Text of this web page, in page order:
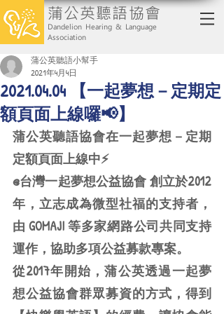
蒲公英聽語協會
Dandelion Hearing & Language
Association
2021.04.04 【一起夢想－定期定
額頁面上線囉📢】
蒲公英聽語小幫手
2021年4月4日
蒲公英聽語協會在一起夢想－定期
定額頁面上線中⚡️
@台灣一起夢想公益協會 創立於2012
年，立志成為微型社福的支持者，
由 GOMAJI 等多家網路公司共同支持
運作，協助多項公益募款專案。
從2017年開始，蒲公英透過一起夢
想公益協會群眾募資的方式，得到